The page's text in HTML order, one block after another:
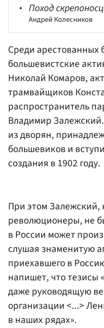
Поход
Андрей Колесников
Среди арестованных
большевистские
Николай Комаров,
трамвайщиков
распространитель
Владимир
из дворян,
большевиков и
создания в 1902 году.
При этом
революционеры, не
в России может
слушая знаменитую
приехавшего в
напишет, что тезисы
даже руководящую
организации <...>
в наших рядах».